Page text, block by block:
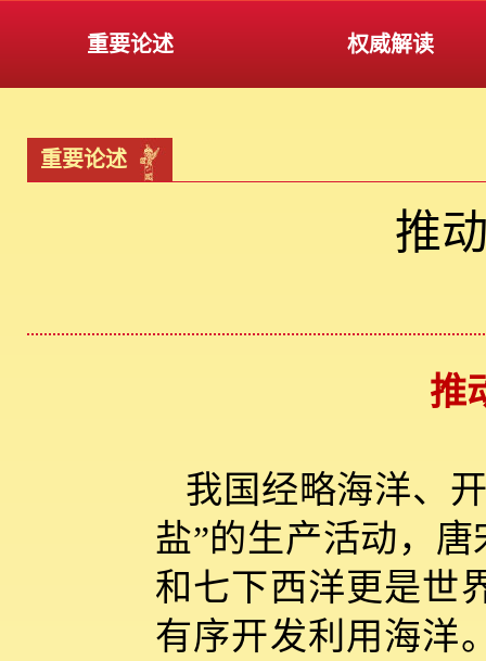
重要论述 权威解读
重要论述
推
推
我国经略海洋、
盐”的生产活动，
和七下西洋更是世
有序开发利用海洋